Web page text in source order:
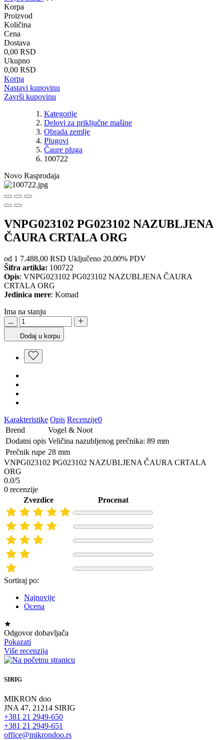
Korpa
Proizvod
Količina
Cena
Dostava
0,00 RSD
Ukupno
0,00 RSD
Korpa
Nastavi kupovinu
Završi kupovinu
Kategorije
Delovi za priključne mašine
Obrada zemlje
Plugovi
Čaure pluga
100722
Novo Rasprodaja
VNPG023102 PG023102 NAZUBLJENA
ČAURA CRTALA ORG
od 1 7.488,00 RSD Uključeno 20,00% PDV
Šifra artikla: 100722
Opis: VNPG023102 PG023102 NAZUBLJENA ČAURA
CRTALA ORG
Jedinica mere: Komad
Ima na stanju
Dodaj u korpu
Karakteristike Opis Recenzije0
Brend
Vogel & Noot
Dodatni opis Veličina nazubljenog prečnika: 89 mm
Prečnik rupe 28 mm
VNPG023102 PG023102 NAZUBLJENA ČAURA CRTALA
ORG
0.0/5
0 recenzije
Zvezdice
Procenat
Sortiraj po:
Najnovije
Ocena
★
Odgovor dobavljača
Pokazati
Više recenzija
SIRIG
MIKRON doo
JNA 47, 21214 SIRIG
+381 21 2949-650
+381 21 2949-651
office@mikrondoo.rs